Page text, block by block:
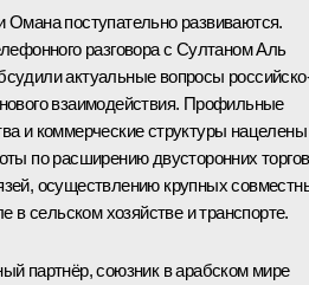
поступательно развиваются.
разговорас Султаном Аль
актуальные вопросы
взаимодействия. Профильные
и коммерческие структуры нацелены
по расширению двусторонних
осуществлению крупных
в сельском хозяйстве и транспорте.
партнёр, союзник в арабском мире